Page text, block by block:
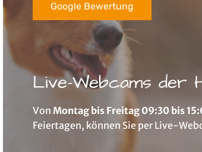
Google Bewertung
Live-Webcams der
Von Montag bis Freitag 09:30 bis
Feiertagen, können Sie per Live-